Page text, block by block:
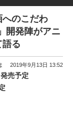
へのこだわ
開発陣がアニ
語る
2019年9月13日 13:52
売予定